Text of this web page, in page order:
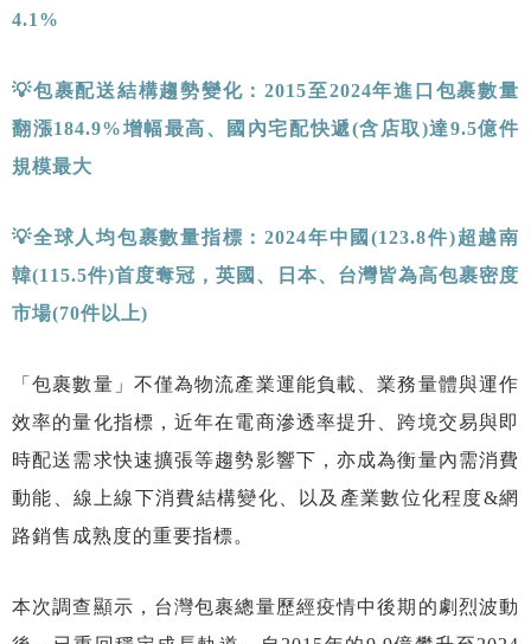
4.1%
💡包裹配送結構趨勢變化：2015至2024年進口包裹數量
翻漲184.9%增幅最高、國內宅配快遞(含店取)達9.5億件
規模最大
💡全球人均包裹數量指標：2024年中國(123.8件)超越南
韓(115.5件)首度奪冠，英國、日本、台灣皆為高包裹密度
市場(70件以上)
「包裹數量」不僅為物流產業運能負載、業務量體與運作
效率的量化指標，近年在電商滲透率提升、跨境交易與即
時配送需求快速擴張等趨勢影響下，亦成為衡量內需消費
動能、線上線下消費結構變化、以及產業數位化程度&網
路銷售成熟度的重要指標。
本次調查顯示，台灣包裹總量歷經疫情中後期的劇烈波動